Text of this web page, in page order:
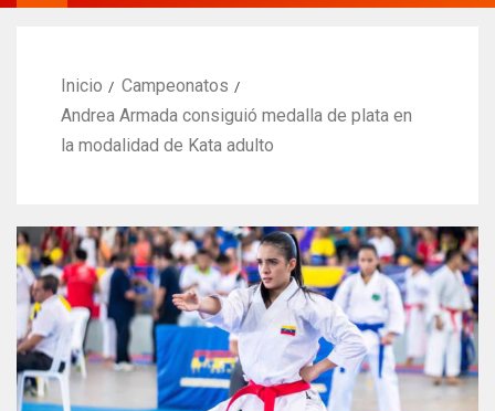
Inicio
Campeonatos
Andrea Armada consiguió medalla de plata en
la modalidad de Kata adulto